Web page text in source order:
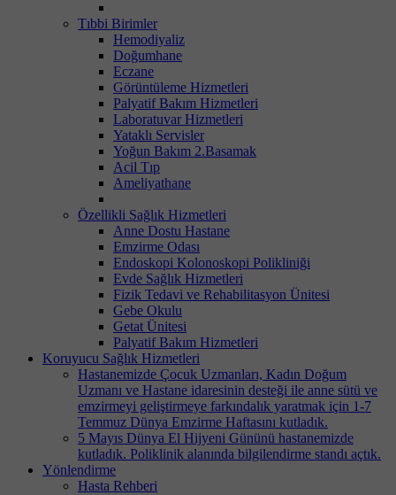
Tıbbi Birimler
Hemodiyaliz
Doğumhane
Eczane
Görüntüleme Hizmetleri
Palyatif Bakım Hizmetleri
Laboratuvar Hizmetleri
Yataklı Servisler
Yoğun Bakım 2.Basamak
Acil Tıp
Ameliyathane
Özellikli Sağlık Hizmetleri
Anne Dostu Hastane
Emzirme Odası
Endoskopi Kolonoskopi Polikliniği
Evde Sağlık Hizmetleri
Fizik Tedavi ve Rehabilitasyon Ünitesi
Gebe Okulu
Getat Ünitesi
Palyatif Bakım Hizmetleri
Koruyucu Sağlık Hizmetleri
Hastanemizde Çocuk Uzmanları, Kadın Doğum
Uzmanı ve Hastane idaresinin desteği ile anne sütü ve
emzirmeyi geliştirmeye farkındalık yaratmak için 1-7
Temmuz Dünya Emzirme Haftasını kutladık.
5 Mayıs Dünya El Hijyeni Gününü hastanemizde
kutladık. Poliklinik alanında bilgilendirme standı açtık.
Yönlendirme
Hasta Rehberi